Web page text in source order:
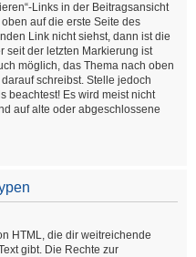
Links in der Beitragsansicht
auf die erste Seite des
Link nicht siehst, dann ist die
seit der letzten Markierung ist
möglich, das Thema nach oben
schreibst. Stelle jedoch
beachtest! Es wird meist nicht
auf alte oder abgeschlossene
HTML, die dir weitreichende
gibt. Die Rechte zur